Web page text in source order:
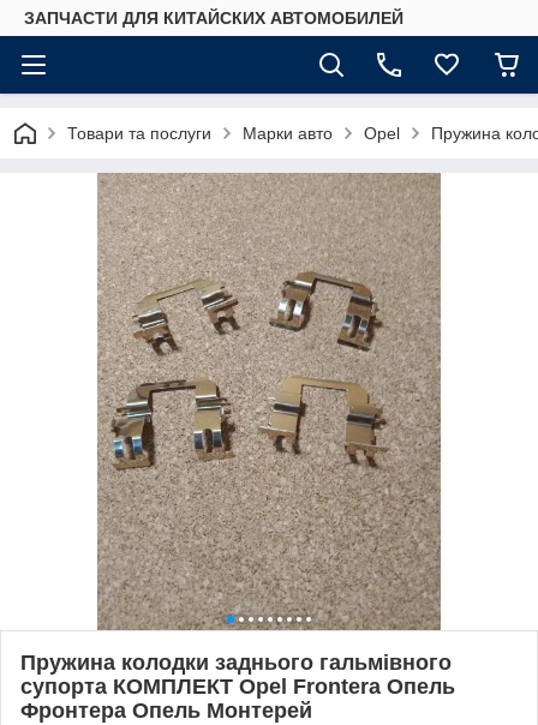
ЗАПЧАСТИ ДЛЯ КИТАЙСКИХ АВТОМОБИЛЕЙ
Товари та послуги Марки авто Opel Пружина
Пружина колодки заднього гальмівного
супорта КОМПЛЕКТ Opel Frontera Опель
Фронтера Опель Монтерей